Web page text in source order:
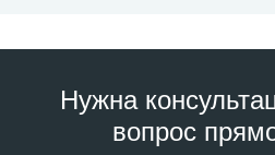
Нужна
вопрос